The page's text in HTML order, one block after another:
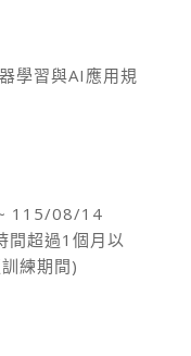
學習與AI應用規
115/08/14
間超過1個月以
練期間)